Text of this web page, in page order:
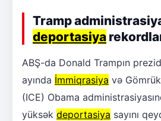
Tramp
deportasiya
ABŞ-da Donald Trampın
ayında İmmiqrasiya və
(ICE) Obama
yüksək deportasiya sayını